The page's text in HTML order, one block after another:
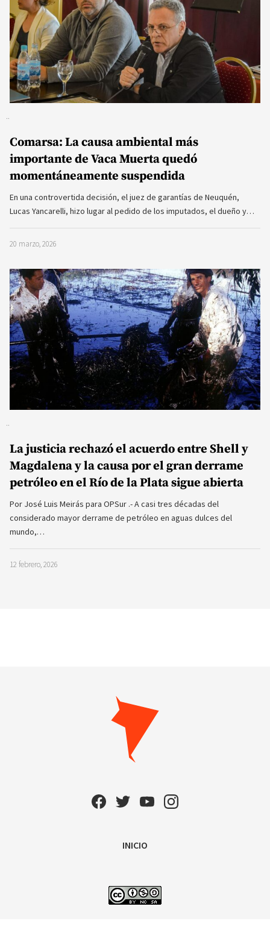
Comarsa: La causa ambiental más
importante de Vaca Muerta quedó
momentáneamente suspendida
En una controvertida decisión, el juez de garantías de Neuquén,
Lucas Yancarelli, hizo lugar al pedido de los imputados, el dueño y…
20 marzo, 2026
La justicia rechazó el acuerdo entre Shell y
Magdalena y la causa por el gran derrame
petróleo en el Río de la Plata sigue abierta
Por José Luis Meirás para OPSur .- A casi tres décadas del
considerado mayor derrame de petróleo en aguas dulces del
mundo,…
12 febrero, 2026
INICIO